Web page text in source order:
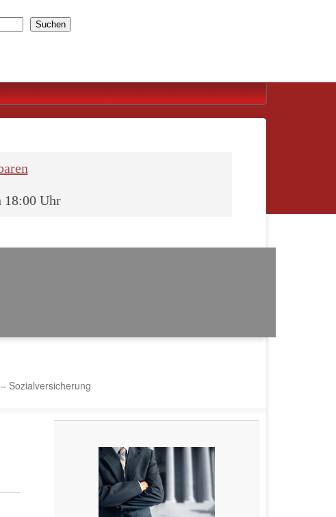
Suchen
18:00 Uhr
Sozialversicherung